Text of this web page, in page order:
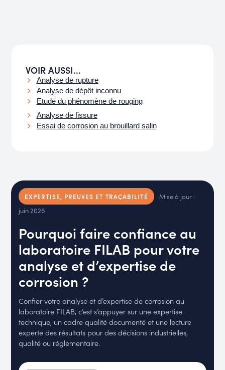
VOIR AUSSI...
Analyse de rupture
Analyse de dépôt inconnu
Etude du phénomène de rouging
Analyse de fissure
Essai de corrosion au brouillard salin
EXPERTISE, PREUVES ET TRAÇABILITÉ
Mise à jour :
juin 2026
Pourquoi faire confiance au
laboratoire FILAB pour votre
analyse et d’expertise de
corrosion ?
Confier votre analyse et d’expertise de corrosion au
laboratoire FILAB, c’est s’appuyer sur une expertise
technique, un cadre qualité documenté et une lecture
experte des résultats pour des décisions industrielles,
qualité ou réglementaire.